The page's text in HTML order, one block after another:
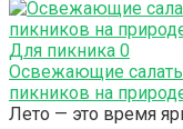
Для пикника 0
Освежающие
пикников на
Лето — это время